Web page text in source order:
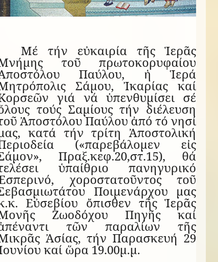
Μέ τήν εὐκαιρία τῆς Ἱερᾶς
τοῦ πρωτοκορυφαίου
Παύλου, ἡ Ἱερά
Σάμου, Ἰκαρίας καί
γιά νά ὑπενθυμίσει σέ
τούς Σαμίους τήν διέλευση
Ἀποστόλου Παύλου ἀπό τό νησί
κατά τήν τρίτη Ἀποστολική
(«παρεβάλομεν εἰς
Πραξ.κεφ.20,στ.15), θά
ὑπαίθριο πανηγυρικό
χοροστατοῦντος τοῦ
Ποιμενάρχου μας
Εὐσεβίου ὄπισθεν τῆς Ἱερᾶς
Ζωοδόχου Πηγῆς καί
τῶν παραλίων τῆς
Ἀσίας, τήν Παρασκευή 29
καί ὥρα 19.00μ.μ.